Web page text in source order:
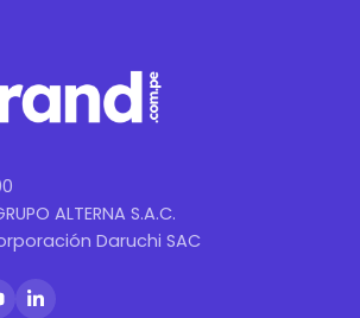
ALTERNA S.A.C.
Daruchi SAC